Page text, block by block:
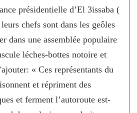
présidentielle d’El 3issaba (
chefs sont dans les geôles
dans une assemblée populaire
léches-bottes notoire et
« Ces représentants du
et répriment des
et ferment l’autoroute est-